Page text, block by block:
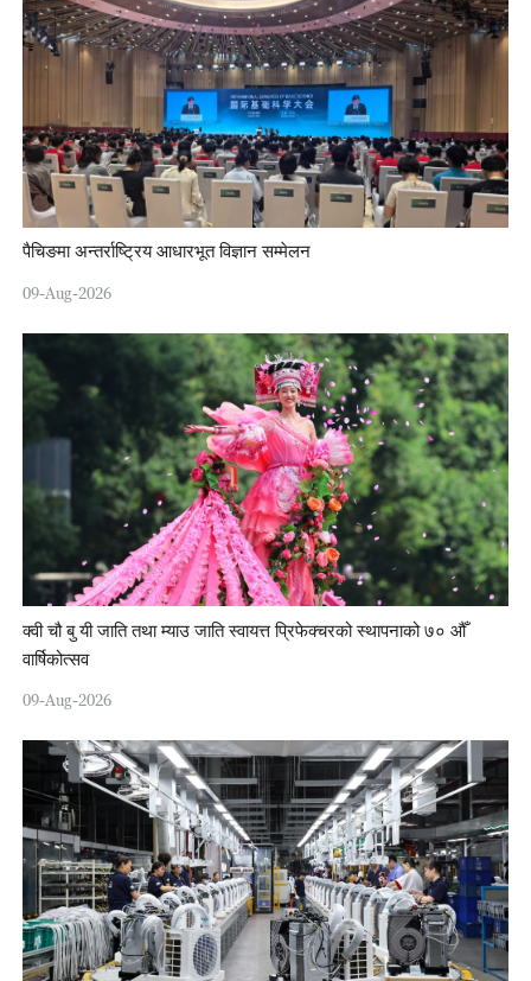
पैचिङमा अन्तर्राष्ट्रिय आधारभूत विज्ञान सम्मेलन
09-Aug-2026
क्वी चौ बु यी जाति तथा म्याउ जाति स्वायत्त प्रिफेक्चरको स्थापनाको ७० औँ
वार्षिकोत्सव
09-Aug-2026